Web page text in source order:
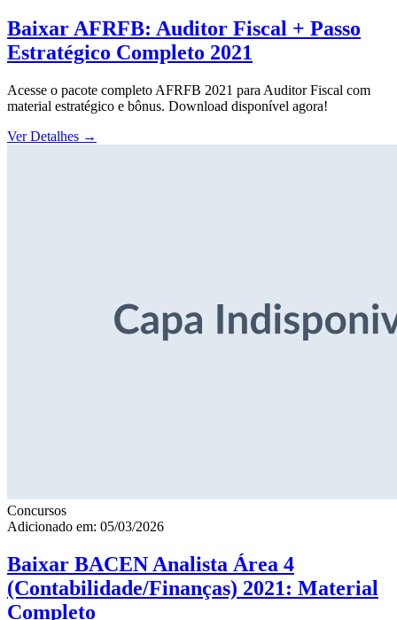
Baixar AFRFB: Auditor Fiscal + Passo
Estratégico Completo 2021
Acesse o pacote completo AFRFB 2021 para Auditor Fiscal com
material estratégico e bônus. Download disponível agora!
Ver Detalhes →
Concursos
Adicionado em: 05/03/2026
Baixar BACEN Analista Área 4
(Contabilidade/Finanças) 2021: Material
Completo